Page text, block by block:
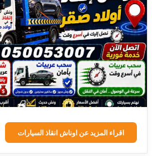
اقراء المزيد عن اوناش انقاذ السيارات